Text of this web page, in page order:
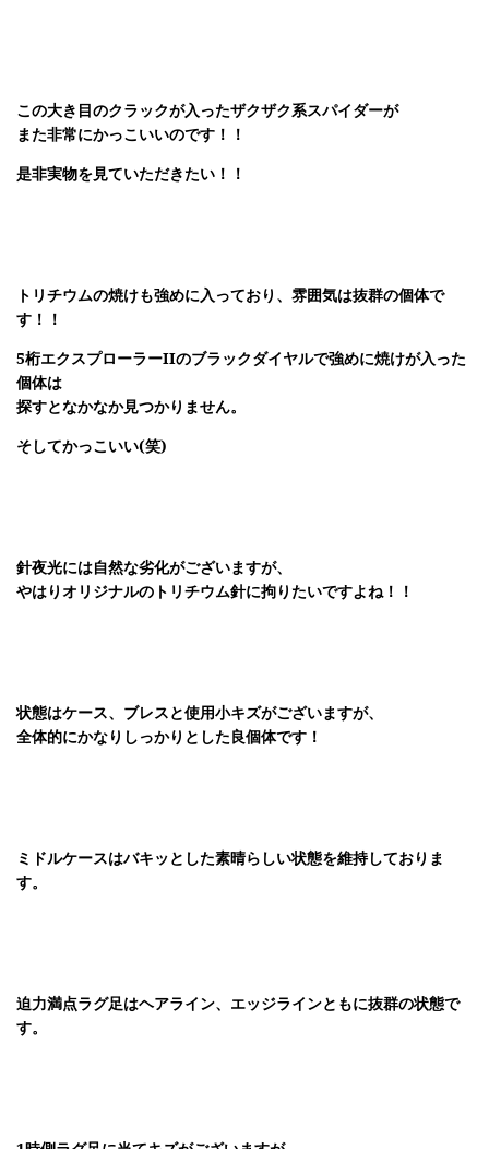
この大き目のクラックが入ったザクザク系スパイダーが
また非常にかっこいいのです！！
是非実物を見ていただきたい！！
トリチウムの焼けも強めに入っており、雰囲気は抜群の個体で
す！！
5桁エクスプローラーIIのブラックダイヤルで強めに焼けが入った
個体は
探すとなかなか見つかりません。
そしてかっこいい(笑)
針夜光には自然な劣化がございますが、
やはりオリジナルのトリチウム針に拘りたいですよね！！
状態はケース、ブレスと使用小キズがございますが、
全体的にかなりしっかりとした良個体です！
ミドルケースはバキッとした素晴らしい状態を維持しておりま
す。
迫力満点ラグ足はヘアライン、エッジラインともに抜群の状態で
す。